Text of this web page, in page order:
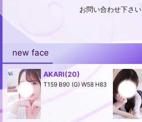
お問い合わせ下さい
new face
AKARI(20)
T159 B90 (G) W58 H83